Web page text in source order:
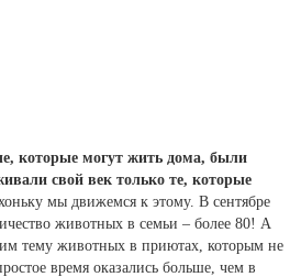
которые могут жить дома, были
свой век только те, которые
мы движемся к этому. В сентябре
животных в семьи – более 80! А
тему животных в приютах, которым не
время оказались больше, чем в